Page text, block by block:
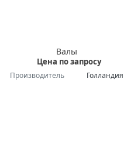
Валы
Цена по запросу
Производитель Голландия